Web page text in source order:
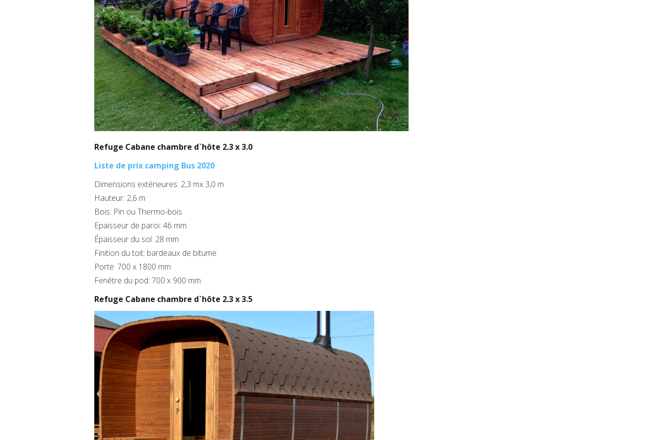
Refuge Cabane chambre d`hôte 2.3 x 3.0
Liste de prix camping Bus 2020
Dimensions extérieures: 2,3 mx 3,0 m
Hauteur: 2,6 m
Bois: Pin ou Thermo-bois
Epaisseur de paroi: 46 mm
Épaisseur du sol: 28 mm
Finition du toit: bardeaux de bitume
Porte: 700 x 1800 mm
Fenêtre du pod: 700 x 900 mm
Refuge Cabane chambre d`hôte 2.3 x 3.5